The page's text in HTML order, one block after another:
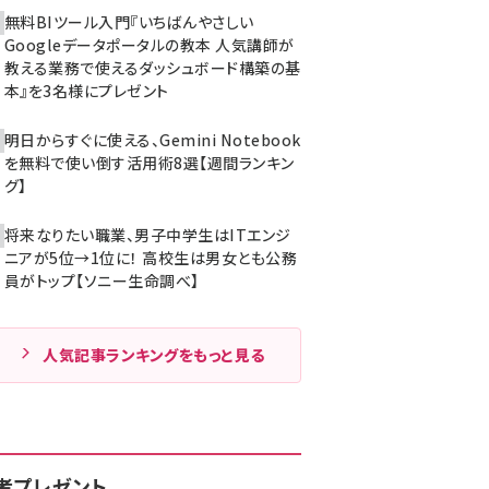
無料BIツール入門『いちばんやさしい
Googleデータポータルの教本 人気講師が
教える業務で使えるダッシュボード構築の基
本』を3名様にプレゼント
明日からすぐに使える、Gemini Notebook
を無料で使い倒す活用術8選【週間ランキン
グ】
将来なりたい職業、男子中学生はITエンジ
ニアが5位→1位に！ 高校生は男女とも公務
員がトップ【ソニー生命調べ】
人気記事ランキングをもっと見る